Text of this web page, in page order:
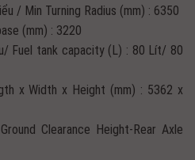
/ Min Turning Radius (mm) : 6350
(mm) : 3220
Fuel tank capacity (L) : 80 Lít/ 80
x Width x Height (mm) : 5362 x
Clearance Height-Rear Axle